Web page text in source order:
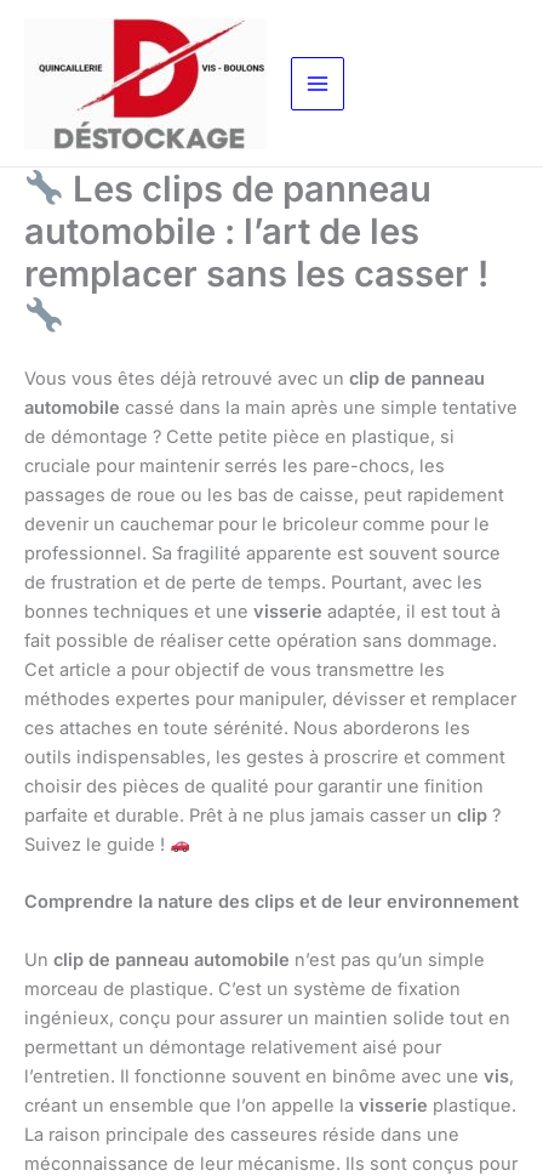
contenu
Les clips de panneau
automobile : l’art de les
remplacer sans les casser !
Vous vous êtes déjà retrouvé avec un clip de panneau
automobile cassé dans la main après une simple tentative
de démontage ? Cette petite pièce en plastique, si
cruciale pour maintenir serrés les pare-chocs, les
passages de roue ou les bas de caisse, peut rapidement
devenir un cauchemar pour le bricoleur comme pour le
professionnel. Sa fragilité apparente est souvent source
de frustration et de perte de temps. Pourtant, avec les
bonnes techniques et une visserie adaptée, il est tout à
fait possible de réaliser cette opération sans dommage.
Cet article a pour objectif de vous transmettre les
méthodes expertes pour manipuler, dévisser et remplacer
ces attaches en toute sérénité. Nous aborderons les
outils indispensables, les gestes à proscrire et comment
choisir des pièces de qualité pour garantir une finition
parfaite et durable. Prêt à ne plus jamais casser un clip ?
Suivez le guide !
Comprendre la nature des clips et de leur environnement
Un clip de panneau automobile n’est pas qu’un simple
morceau de plastique. C’est un système de fixation
ingénieux, conçu pour assurer un maintien solide tout en
permettant un démontage relativement aisé pour
l’entretien. Il fonctionne souvent en binôme avec une vis,
créant un ensemble que l’on appelle la visserie plastique.
La raison principale des casseures réside dans une
méconnaissance de leur mécanisme. Ils sont conçus pour